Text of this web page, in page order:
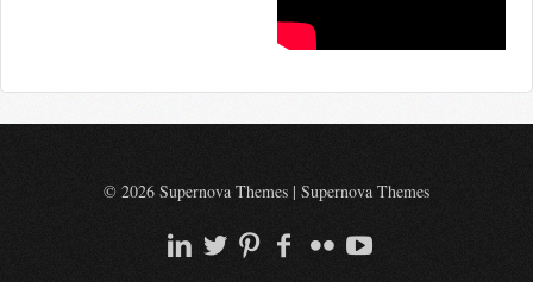
© 2026 Supernova Themes | Supernova Themes